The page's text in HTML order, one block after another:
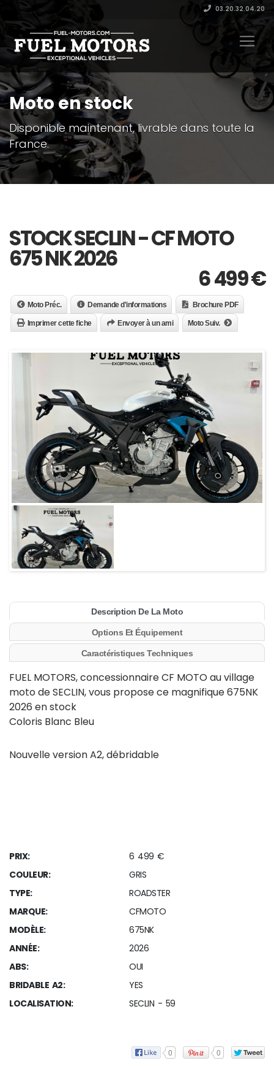
03.20.32.04.20
Moto en stock
Disponible maintenant, livrable dans toute la
France.
STOCK SECLIN - CF MOTO
675 NK 2026
6 499€
Moto Préc. Demande d'informations Brochure PDF
Imprimer cette fiche Envoyer à un ami Moto Suiv.
Description De La Moto
Options Et Équipement
Caractéristiques Techniques
FUEL MOTORS, concessionnaire CF MOTO au village
moto de SECLIN, vous propose ce magnifique 675NK
2026 en stock
Coloris Blanc Bleu
Nouvelle version A2, débridable
PRIX:
6 499 €
COULEUR:
GRIS
TYPE:
ROADSTER
MARQUE:
CFMOTO
MODÈLE:
675NK
ANNÉE:
2026
ABS:
OUI
BRIDABLE A2:
YES
LOCALISATION:
SECLIN - 59
0 0